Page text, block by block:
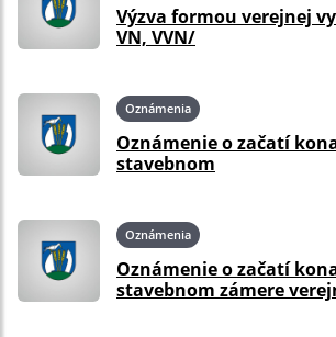
Výzva formou verejnej
VN, VVN/
Oznámenia
Oznámenie o začatí
stavebnom
Oznámenia
Oznámenie o začatí
stavebnom zámere